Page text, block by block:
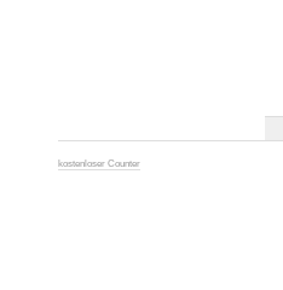
kostenloser Counter